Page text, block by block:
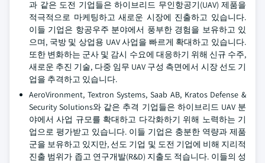
과 같은 도전 기업들은 하이브리드 무인항공기(UAV) 제품을
적극적으로 마케팅하고 새로운 시장에 진출하고 있습니다.
이들 기업은 항공우주 분야에서 풍부한 경험을 보유하고 있
으며, 국방 및 상업용 UAV 사업을 빠르게 확대하고 있습니다.
또한 변화하는 군사 및 감시 수요에 대응하기 위해 신규 수주,
새로운 추진 기술, 다중 임무 UAV 구성 측면에서 시장 선도 기
업을 추격하고 있습니다.
AeroVironment, Textron Systems, Saab AB, Kratos Defense &
Security Solutions와 같은 추격 기업들은 하이브리드 UAV 분
야에서 사업 규모를 확대하고 다각화하기 위해 노력하는 기
업으로 평가받고 있습니다. 이들 기업은 충분한 역량과 제품
군을 보유하고 있지만, 선도 기업 및 도전 기업에 비해 지리적
진출 범위가 좁고 연구개발(R&D) 지출도 적습니다. 이들의 성